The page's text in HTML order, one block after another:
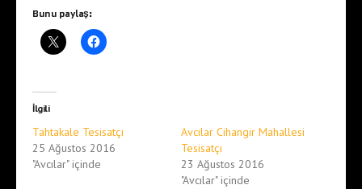
Bunu paylaş:
İlgili
Tahtakale Tesisatçı
25 Ağustos 2016
"Avcılar" içinde
Avcılar Cihangir Mahallesi
Tesisatçı
23 Ağustos 2016
"Avcılar" içinde